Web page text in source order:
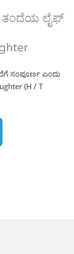
ತಂದೆಯ ಲೈಫ್
ಸಂಪೂರ್ಣ ಎಂದು
(H / T